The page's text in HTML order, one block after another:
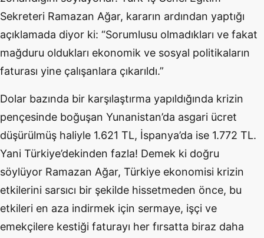
Sekreteri Ramazan Ağar, kararın ardından yaptığı
açıklamada diyor ki: “Sorumlusu olmadıkları ve fakat
mağduru oldukları ekonomik ve sosyal politikaların
faturası yine çalışanlara çıkarıldı.”
Dolar bazında bir karşılaştırma yapıldığında krizin
pençesinde boğuşan Yunanistan’da asgari ücret
düşürülmüş haliyle 1.621 TL, İspanya’da ise 1.772 TL.
Yani Türkiye’dekinden fazla! Demek ki doğru
söylüyor Ramazan Ağar, Türkiye ekonomisi krizin
etkilerini sarsıcı bir şekilde hissetmeden önce, bu
etkileri en aza indirmek için sermaye, işçi ve
emekçilere kestiği faturayı her fırsatta biraz daha